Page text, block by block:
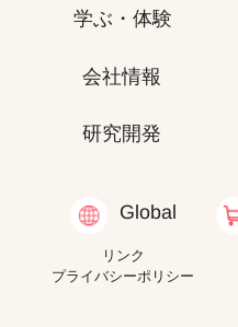
学ぶ・体験
会社情報
研究開発
Global
リンク
プライバシーポリシー